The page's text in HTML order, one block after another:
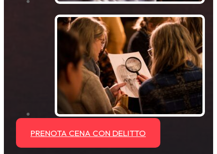
PRENOTA CENA CON DELITTO